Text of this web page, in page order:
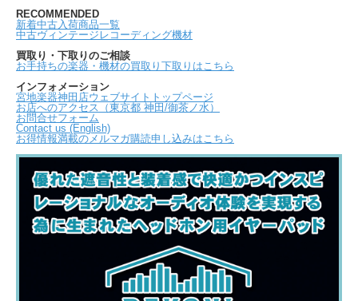
RECOMMENDED
新着中古入荷商品一覧
中古ヴィンテージレコーディング機材
買取り・下取りのご相談
お手持ちの楽器・機材の買取り下取りはこちら
インフォメーション
宮地楽器神田店ウェブサイトトップページ
お店へのアクセス（東京都 神田/御茶ノ水）
お問合せフォーム
Contact us (English)
お得情報満載のメルマガ購読申し込みはこちら